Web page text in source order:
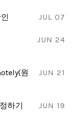
JUL 07
JUN 24
JUN 21
원
JUN 19
하기